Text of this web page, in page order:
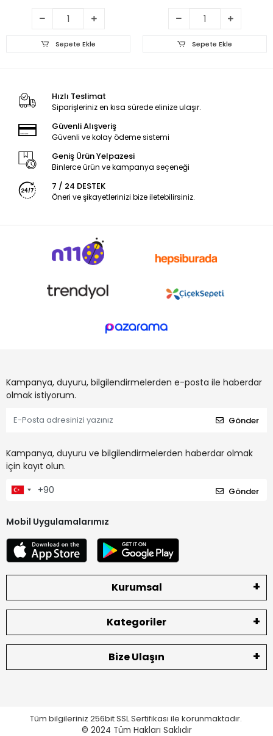
Sepete Ekle Sepete Ekle
Hızlı Teslimat
Siparişleriniz en kısa sürede elinize ulaşır.
Güvenli Alışveriş
Güvenli ve kolay ödeme sistemi
Geniş Ürün Yelpazesi
Binlerce ürün ve kampanya seçeneği
7 / 24 DESTEK
Öneri ve şikayetlerinizi bize iletebilirsiniz.
Kampanya, duyuru, bilgilendirmelerden e-posta ile haberdar
olmak istiyorum.
Gönder
Kampanya, duyuru ve bilgilendirmelerden haberdar olmak
için kayıt olun.
Gönder
Mobil Uygulamalarımız
Kurumsal
Kategoriler
Bize Ulaşın
Tüm bilgileriniz 256bit SSL Sertifikası ile korunmaktadır.
© 2024 Tüm Hakları Saklıdır